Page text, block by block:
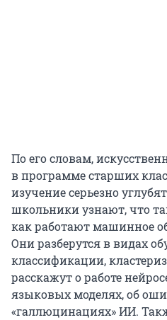
По его словам,
в программе старших
изучение серьезно
школьники узнают, что
как работают машинное
Они разберутся в видах
классификации,
расскажут о работе
языковых моделях, об
«галлюцинациях» ИИ.